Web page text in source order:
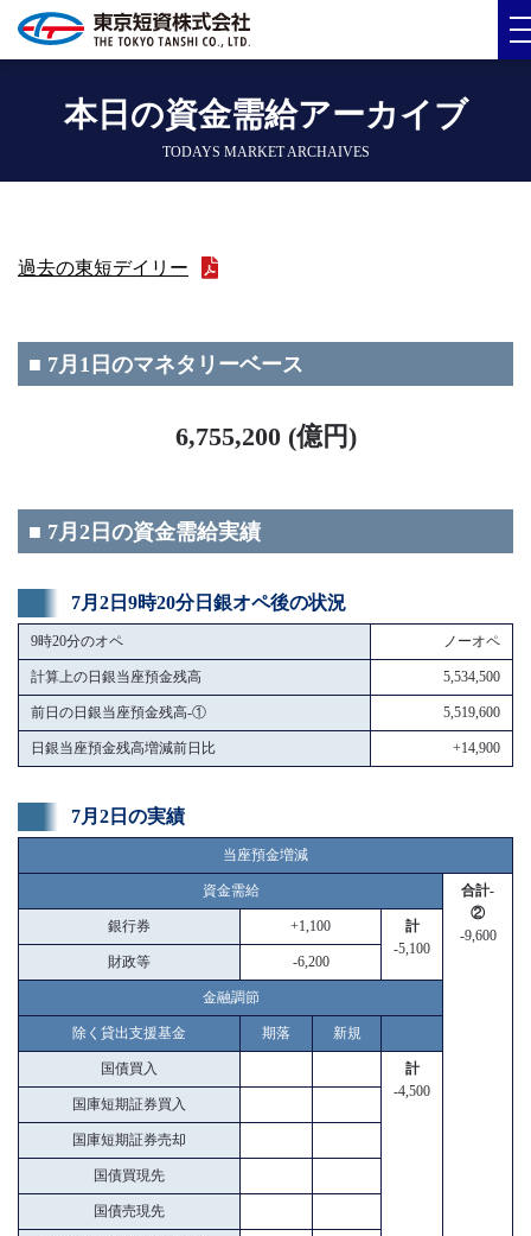
本日の資金需給アーカイブ
TODAYS MARKET ARCHAIVES
過去の東短デイリー
■ 7月1日のマネタリーベース
6,755,200 (億円)
■ 7月2日の資金需給実績
7月2日9時20分日銀オペ後の状況
9時20分のオペ ノーオペ
計算上の日銀当座預金残高 5,534,500
前日の日銀当座預金残高-① 5,519,600
日銀当座預金残高増減前日比 +14,900
7月2日の実績
当座預金増減
資金需給
合計-
②
-9,600
銀行券 +1,100
計
-5,100
財政等 -6,200
金融調節
除く貸出支援基金 期落 新規
国債買入
計
-4,500
国庫短期証券買入
国庫短期証券売却
国債買現先
国債売現先